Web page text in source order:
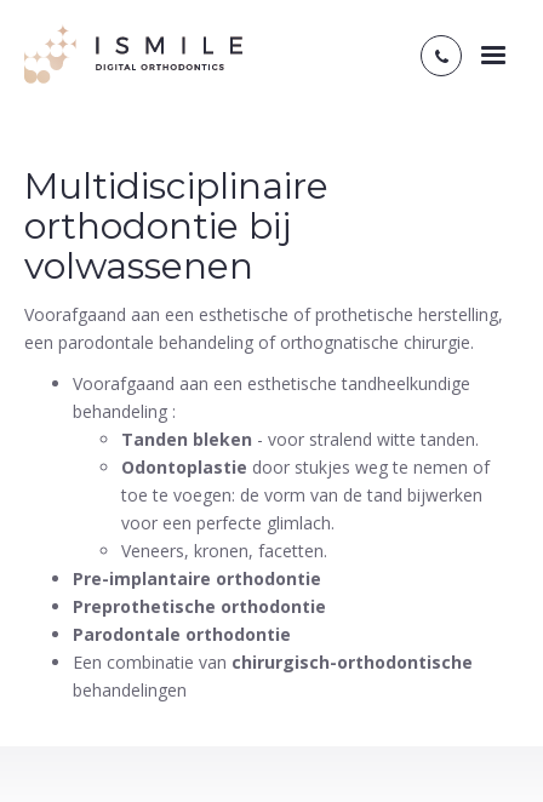
Multidisciplinaire
orthodontie bij
volwassenen
Voorafgaand aan een esthetische of prothetische herstelling,
een parodontale behandeling of orthognatische chirurgie.
Voorafgaand aan een esthetische tandheelkundige
behandeling :
Tanden bleken - voor stralend witte tanden.
Odontoplastie door stukjes weg te nemen of
toe te voegen: de vorm van de tand bijwerken
voor een perfecte glimlach.
Veneers, kronen, facetten.
Pre-implantaire orthodontie
Preprothetische orthodontie
Parodontale orthodontie
Een combinatie van chirurgisch-orthodontische
behandelingen